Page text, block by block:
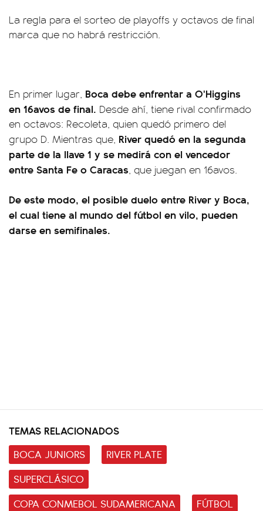
La regla para el sorteo de playoffs y octavos de final
marca que no habrá restricción.
En primer lugar, Boca debe enfrentar a O'Higgins
en 16avos de final. Desde ahí, tiene rival confirmado
en octavos: Recoleta, quien quedó primero del
grupo D. Mientras que, River quedó en la segunda
parte de la llave 1 y se medirá con el vencedor
entre Santa Fe o Caracas, que juegan en 16avos.
De este modo, el posible duelo entre River y Boca,
el cual tiene al mundo del fútbol en vilo, pueden
darse en semifinales.
TEMAS RELACIONADOS
BOCA JUNIORS
RIVER PLATE
SUPERCLÁSICO
COPA CONMEBOL SUDAMERICANA
FÚTBOL